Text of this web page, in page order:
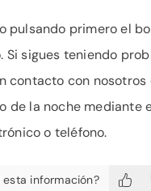
pulsando primero el
Si sigues teniendo
contacto con nosotros
de la noche mediante
o teléfono.
esta información?